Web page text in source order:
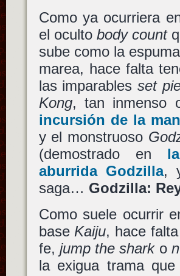
Como ya ocurriera
el oculto body count
sube como la
marea, hace falta
las imparables set
Kong, tan inmenso
incursión de la
y el monstruoso
(demostrado en
aburrida Godzilla,
saga… Godzilla:
Como suele ocurrir
baseKaiju, hace
fe, jump the sharko
la exigua trama